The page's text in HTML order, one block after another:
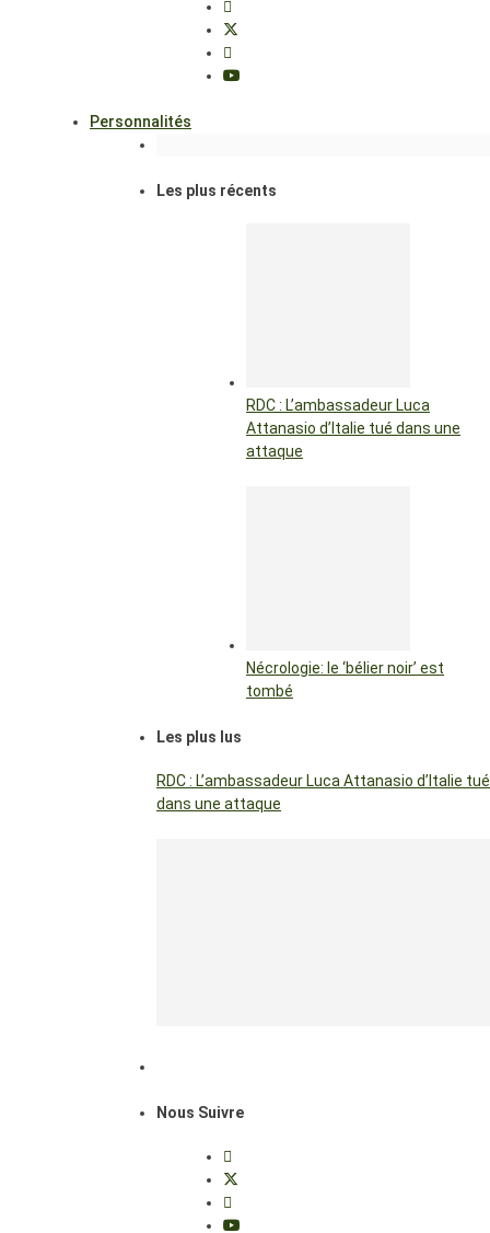
Personnalités
Les plus récents
RDC : L’ambassadeur Luca
Attanasio d’Italie tué dans une
attaque
Nécrologie: le ‘bélier noir’ est
tombé
Les plus lus
RDC : L’ambassadeur Luca Attanasio d’Italie tué
dans une attaque
Nous Suivre